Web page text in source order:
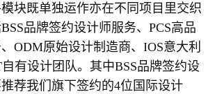
块既单独运作亦在不同项目里交织
品牌签约设计师服务、PCS高品
ODM原始设计制造商、IOS意大利
有设计团队。其中BSS品牌签约设
荐我们旗下签约的4位国际设计